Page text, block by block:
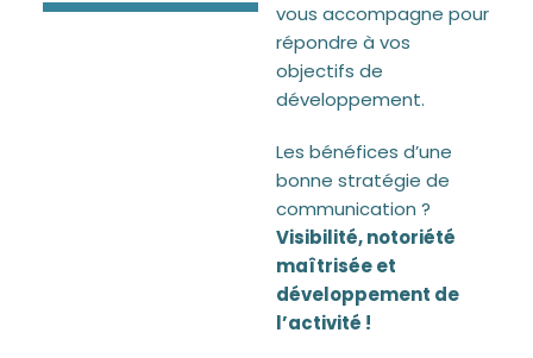
vous accompagne pour
répondre à vos
objectifs de
développement.
Les bénéfices d’une
bonne stratégie de
communication ?
Visibilité, notoriété
maîtrisée et
développement de
l’activité !